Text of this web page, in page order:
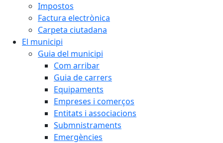
Impostos
Factura electrònica
Carpeta ciutadana
El municipi
Guia del municipi
Com arribar
Guia de carrers
Equipaments
Empreses i comerços
Entitats i associacions
Submnistraments
Emergències